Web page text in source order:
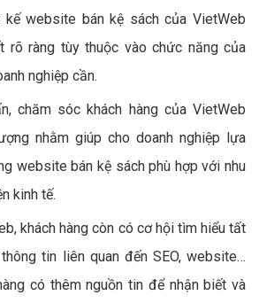
kế website bán kệ sách của VietWeb
rõ ràng tùy thuộc vào chức năng của
nghiệp cần.
chăm sóc khách hàng của VietWeb
nhằm giúp cho doanh nghiệp lựa
website bán kệ sách phù hợp với nhu
kinh tế.
khách hàng còn có cơ hội tìm hiểu tất
tin liên quan đến SEO, website…
có thêm nguồn tin để nhận biết và